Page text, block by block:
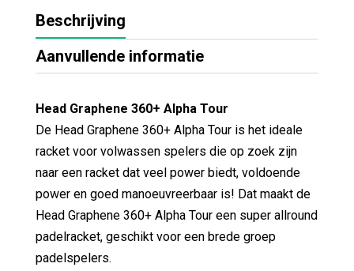
Beschrijving
Aanvullende informatie
Head Graphene 360+ Alpha Tour
De Head Graphene 360+ Alpha Tour is het ideale
racket voor volwassen spelers die op zoek zijn
naar een racket dat veel power biedt, voldoende
power en goed manoeuvreerbaar is! Dat maakt de
Head Graphene 360+ Alpha Tour een super allround
padelracket, geschikt voor een brede groep
padelspelers.